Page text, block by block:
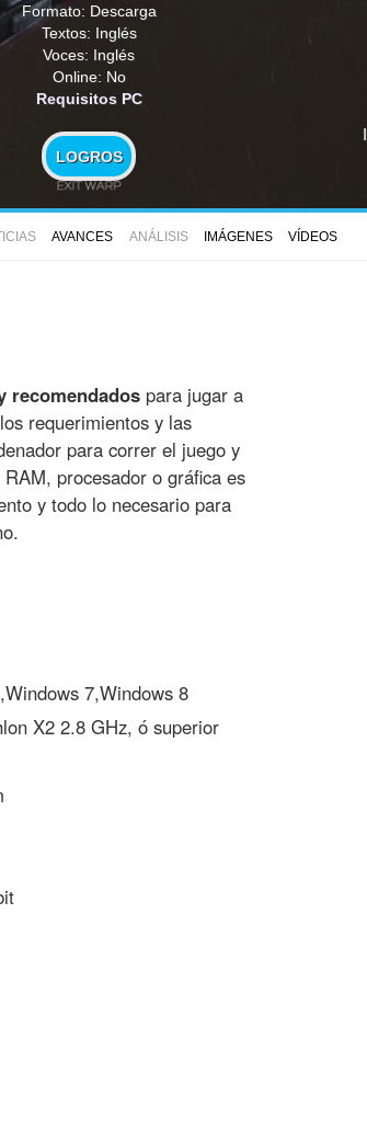
Formato: Descarga
Textos: Inglés
Voces: Inglés
Online: No
Requisitos PC
LOGROS
AVANCES ANÁLISIS IMÁGENES VÍDEOS
recomendados para jugar a
requerimientos y las
para correr el juego y
procesador o gráfica es
y todo lo necesario para
7,Windows 8
X2 2.8 GHz, ó superior